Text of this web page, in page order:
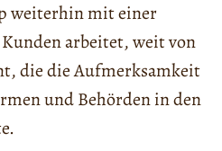
weiterhin mit einer
arbeitet, weit von
die die Aufmerksamkeit
und Behörden in den